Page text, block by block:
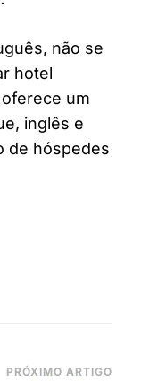
não se
hotel
um
inglês e
de hóspedes
PRÓXIMO ARTIGO